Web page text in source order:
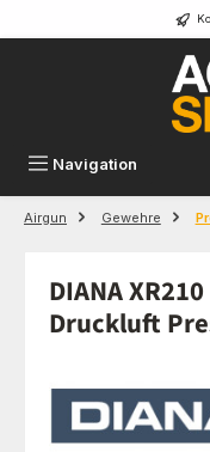
Zum Hauptinhalt springen
Navigation
Airgun Gewehre
DIANA
Druckluft